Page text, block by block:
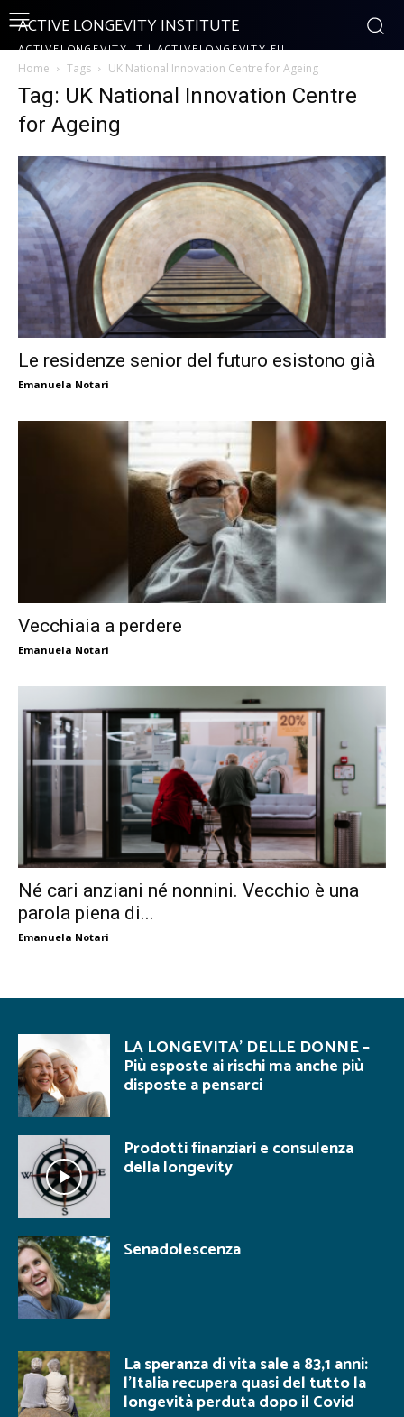
ACTIVE LONGEVITY INSTITUTE
ACTIVELONGEVITY.IT | ACTIVELONGEVITY.EU
Home Tags UK National Innovation Centre for Ageing
Tag: UK National Innovation Centre
for Ageing
Le residenze senior del futuro esistono già
Emanuela Notari
Vecchiaia a perdere
Emanuela Notari
Né cari anziani né nonnini. Vecchio è una
parola piena di...
Emanuela Notari
LA LONGEVITA’ DELLE DONNE –
Più esposte ai rischi ma anche più
disposte a pensarci
Prodotti finanziari e consulenza
della longevity
Senadolescenza
La speranza di vita sale a 83,1 anni:
l’Italia recupera quasi del tutto la
longevità perduta dopo il Covid